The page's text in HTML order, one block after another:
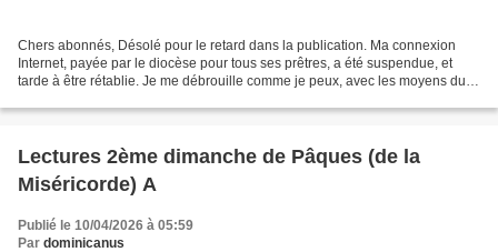
Chers abonnés, Désolé pour le retard dans la publication. Ma connexion
Internet, payée par le diocèse pour tous ses prêtres, a été suspendue, et
tarde à être rétablie. Je me débrouille comme je peux, avec les moyens du
Lectures 2ème dimanche de Pâques (de la
Miséricorde) A
Publié le 10/04/2026 à 05:59
Par dominicanus